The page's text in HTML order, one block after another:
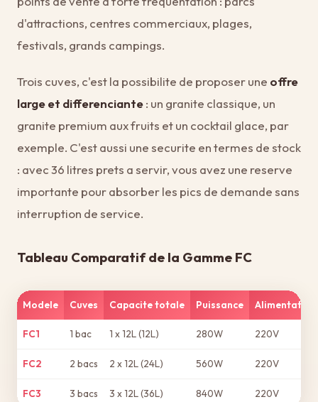
d'attractions, centres commerciaux, plages,
festivals, grands campings.
Trois cuves, c'est la possibilite de proposer une offre
large et differenciante: un granite classique, un
granite premium aux fruits et un cocktail glace, par
exemple. C'est aussi une securite en termes de stock
: avec 36 litres prets a servir, vous avez une reserve
importante pour absorber les pics de demande sans
interruption de service.
Tableau Comparatif de la Gamme FC
Modele Cuves Capacite totale Puissance Alimentation
FC1 1 bac 1 x 12L (12L) 280W 220V
FC2 2 bacs 2 x 12L (24L) 560W 220V
FC3 3 bacs 3 x 12L (36L) 840W 220V